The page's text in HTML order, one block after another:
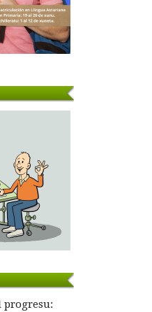
progresu: